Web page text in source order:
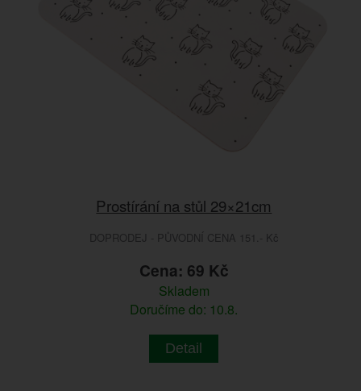
Prostírání na stůl 29×21cm
DOPRODEJ - PŮVODNÍ CENA 151.- Kč
Cena: 69 Kč
Skladem
Doručíme do: 10.8.
Detail